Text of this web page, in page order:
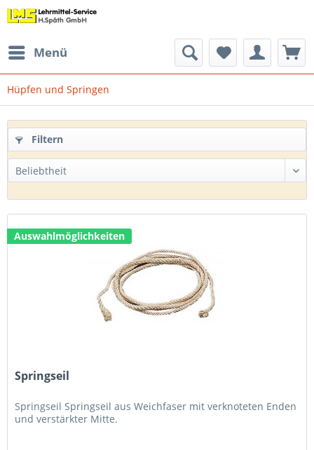
Menü
Hüpfen und Springen
Filtern
Auswahlmöglichkeiten
Springseil
Springseil Springseil aus Weichfaser mit verknoteten Enden
und verstärkter Mitte.